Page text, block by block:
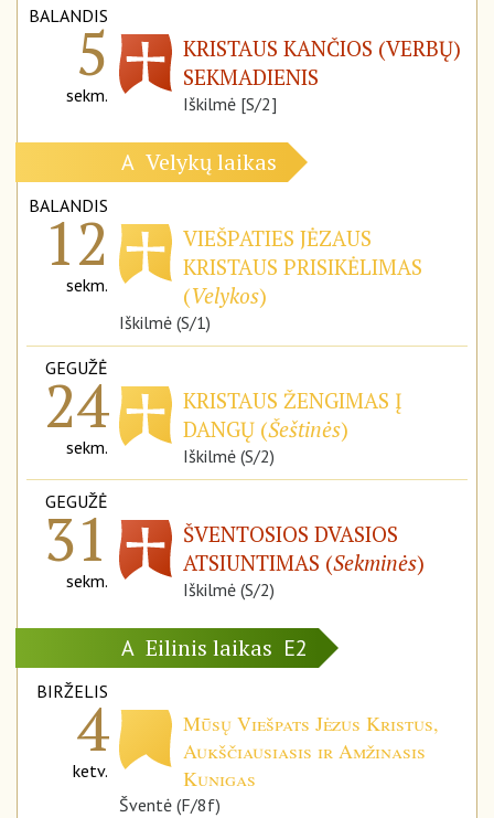
BALANDIS
5
sekm.
KRISTAUS KANČIOS (VERBŲ)
SEKMADIENIS
Iškilmė [S/2]
A Velykų laikas
BALANDIS
12
sekm.
VIEŠPATIES JĖZAUS
KRISTAUS PRISIKĖLIMAS
(Velykos)
Iškilmė (S/1)
GEGUŽĖ
24
sekm.
KRISTAUS ŽENGIMAS Į
DANGŲ (Šeštinės)
Iškilmė (S/2)
GEGUŽĖ
31
sekm.
ŠVENTOSIOS DVASIOS
ATSIUNTIMAS (Sekminės)
Iškilmė (S/2)
A Eilinis laikas E2
BIRŽELIS
4
ketv.
Mūsų Viešpats Jėzus Kristus,
Aukščiausiasis ir Amžinasis
Kunigas
Šventė (F/8f)